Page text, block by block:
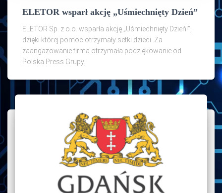
ELETOR wsparł akcję „Uśmiechnięty Dzień”
ELETOR Sp. z o.o. wsparła akcję „Uśmiechnięty Dzień!”,
dzięki której pomoc otrzymały setki dzieci. Za
zaangażowanie firma otrzymała podziękowanie od
Polska Press Grupy.